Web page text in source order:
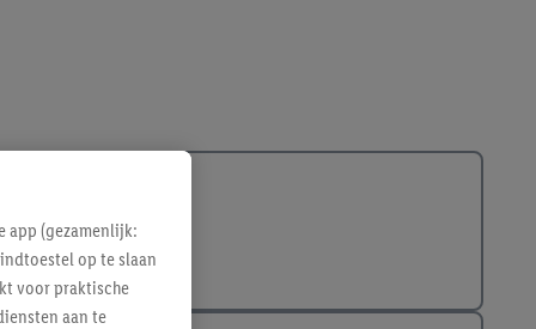
app (gezamenlijk:
op te slaan
voor praktische
aan te